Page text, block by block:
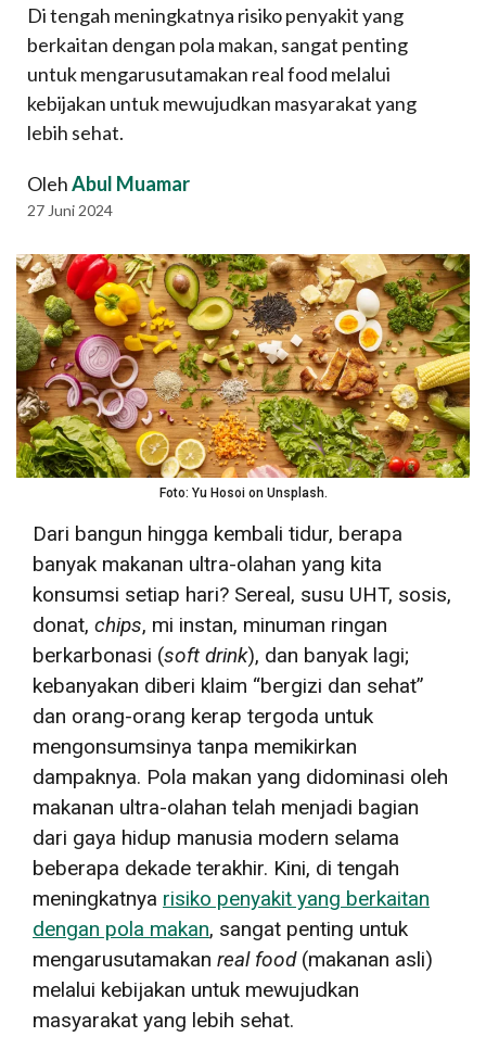
Di tengah meningkatnya risiko penyakit yang
berkaitan dengan pola makan, sangat penting
untuk mengarusutamakan real food melalui
kebijakan untuk mewujudkan masyarakat yang
lebih sehat.
OlehAbul Muamar
27 Juni 2024
Foto: Yu Hosoi on Unsplash.
Dari bangun hingga kembali tidur, berapa
banyak makanan ultra-olahan yang kita
konsumsi setiap hari? Sereal, susu UHT, sosis,
donat, chips, mi instan, minuman ringan
berkarbonasi (soft drink), dan banyak lagi;
kebanyakan diberi klaim “bergizi dan sehat”
dan orang-orang kerap tergoda untuk
mengonsumsinya tanpa memikirkan
dampaknya. Pola makan yang didominasi oleh
makanan ultra-olahan telah menjadi bagian
dari gaya hidup manusia modern selama
beberapa dekade terakhir. Kini, di tengah
meningkatnya risiko penyakit yang berkaitan
dengan pola makan, sangat penting untuk
mengarusutamakan real food(makanan asli)
melalui kebijakan untuk mewujudkan
masyarakat yang lebih sehat.